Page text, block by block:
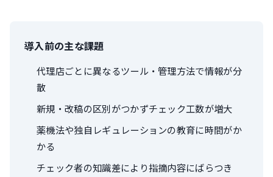
導入前の主な課題
代理店ごとに異なるツール・管理方法で情報が分
散
新規・改稿の区別がつかずチェック工数が増大
薬機法や独自レギュレーションの教育に時間がか
かる
チェック者の知識差により指摘内容にばらつき